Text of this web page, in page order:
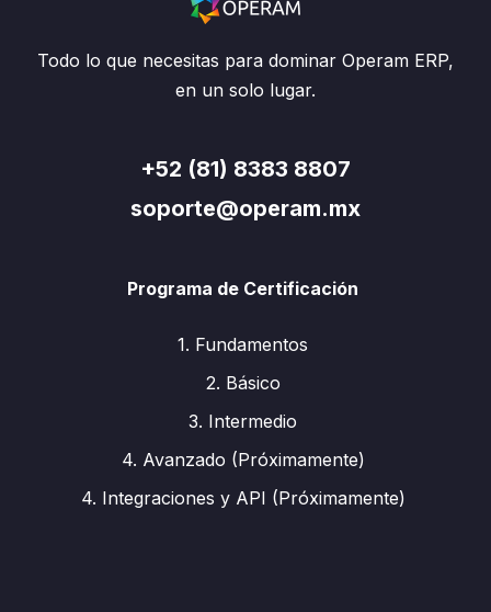
Todo lo que necesitas para dominar Operam ERP,
en un solo lugar.
+52 (81) 8383 8807
soporte@operam.mx
Programa de Certificación
1. Fundamentos
2. Básico
3. Intermedio
4. Avanzado (Próximamente)
4. Integraciones y API (Próximamente)